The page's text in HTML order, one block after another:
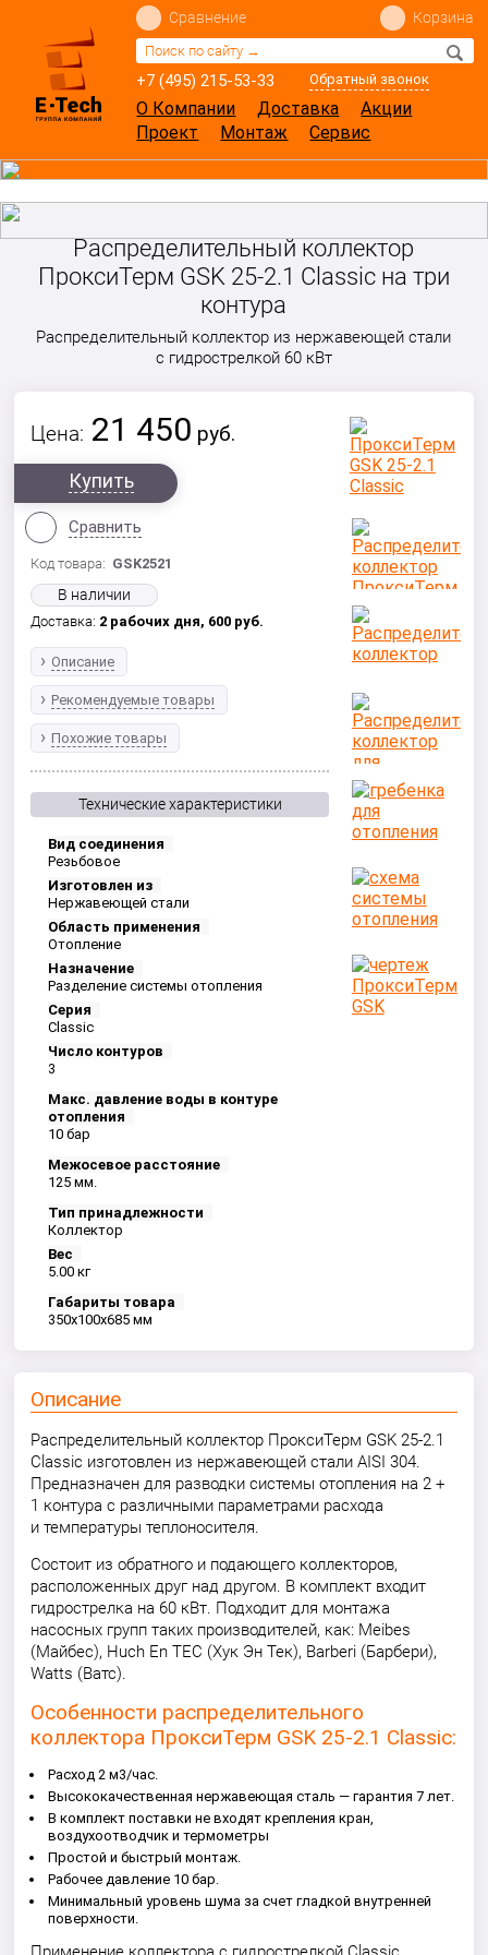
+7 (495) 215-53-33 Обратный звонок
Сравнение Корзина
О Компании Доставка
Акции
Проект
Монтаж Сервис
Распределительный коллектор
ПроксиТерм GSK 25-2.1 Classic на три
контура
Распределительный коллектор из нержавеющей стали
с гидрострелкой 60 кВт
Цена: 21 450 руб.
Купить
Сравнить
Код товара: GSK2521
В наличии
Доставка: 2 рабочих дня, 600 руб.
Описание
Рекомендуемые товары
Похожие товары
Технические характеристики
Вид соединения
Резьбовое
Изготовлен из
Нержавеющей стали
Область применения
Отопление
Назначение
Разделение системы отопления
Серия
Classic
Число контуров
3
Макс. давление воды в контуре
отопления
10 бар
Межосевое расстояние
125 мм.
Тип принадлежности
Коллектор
Вес
5.00 кг
Габариты товара
350x100x685 мм
Описание
Распределительный коллектор ПроксиТерм GSK 25-2.1
Classic изготовлен из нержавеющей стали AISI 304.
Предназначен для разводки системы отопления на 2 +
1 контура с различными параметрами расхода
и температуры теплоносителя.
Состоит из обратного и подающего коллекторов,
расположенных друг над другом. В комплект входит
гидрострелка на 60 кВт. Подходит для монтажа
насосных групп таких производителей, как: Meibes
(Майбес), Huch En TEC (Хук Эн Тек), Barberi (Барбери),
Watts (Ватс).
Особенности распределительного
коллектора ПроксиТерм GSK 25-2.1 Classic:
Расход 2 м3/час.
Высококачественная нержавеющая сталь — гарантия 7 лет.
В комплект поставки не входят крепления кран,
воздухоотводчик и термометры
Простой и быстрый монтаж.
Рабочее давление 10 бар.
Минимальный уровень шума за счет гладкой внутренней
поверхности.